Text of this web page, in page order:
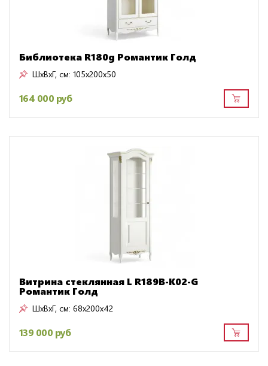
Библиотека R180g Романтик Голд
ШxВxГ, см: 105x200x50
164 000 руб
Витрина стеклянная L R189B-K02-G
Романтик Голд
ШxВxГ, см: 68x200x42
139 000 руб